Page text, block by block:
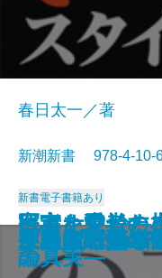
オキナワ論―
の告白―
10年後破綻す
百人一首の謎
スター・ウォ
ほめると子ど
戦略がすべて
イスラム化す
毛沢東―日本
宇宙を動かす
観る物理の
市川崑と『犬
春日太一／著
新潮新書 978-4-
新書電子書籍あり
三島由紀夫
医者と患者の
論
いつまでも若
被差別のグル
さらば、資本
プリンス論
日本を愛した
の真実―
中国人の頭の
左翼も右翼も
ケンブリッジ